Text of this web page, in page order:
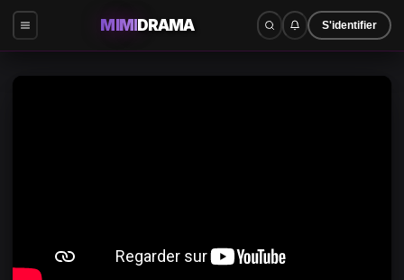
MIMIDRAMA S'identifier
51:29